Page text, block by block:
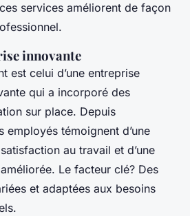
services améliorent de façon
innovante
est celui d’une entreprise
qui a incorporé des
sur place. Depuis
employés témoignent d’une
au travail et d’une
Le facteur clé? Des
et adaptées aux besoins